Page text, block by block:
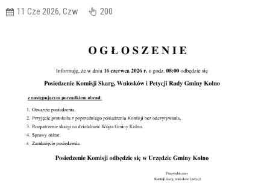
11 Cze 2026, Czw 200